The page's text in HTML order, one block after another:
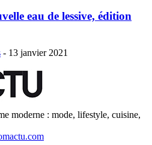
eau de lessive, édition
- 13 janvier 2021
moderne : mode, lifestyle, cuisine,